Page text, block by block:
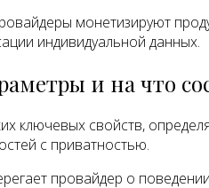
монетизируют
индивидуальной данных.
и на что
ключевых свойств,
с приватностью.
провайдер о